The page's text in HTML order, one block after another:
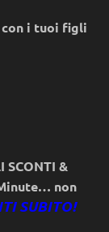
con i tuoi figli
SCONTI &
non
SUBITO!